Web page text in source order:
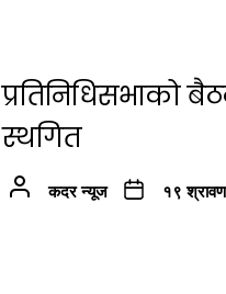
प्रतिनिधिसभाको
स्थगित
कदर न्यूज १९